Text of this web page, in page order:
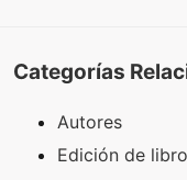
Categorías
Autores
Edición de